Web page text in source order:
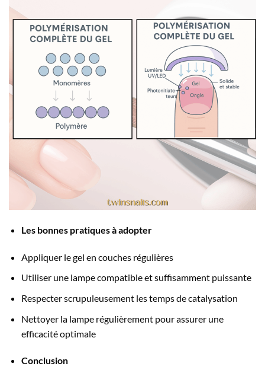
Les bonnes pratiques à adopter
Appliquer le gel en couches régulières
Utiliser une lampe compatible et suffisamment puissante
Respecter scrupuleusement les temps de catalysation
Nettoyer la lampe régulièrement pour assurer une
efficacité optimale
Conclusion